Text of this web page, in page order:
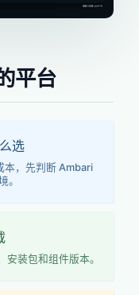
平台
选
本，先判断 Ambari
。
安装包和组件版本。